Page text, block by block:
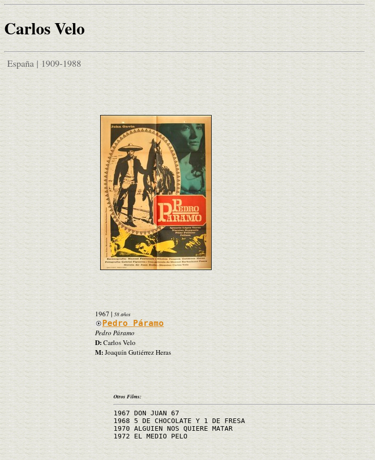
Carlos Velo
España | 1909-1988
1967 | 58 años
Pedro Páramo
Pedro Páramo
D:Carlos Velo
M:Joaquín Gutiérrez Heras
Otros Films:
1967 DON JUAN 67
1968 5 DE CHOCOLATE Y 1 DE FRESA
1970 ALGUIEN NOS QUIERE MATAR
1972 EL MEDIO PELO